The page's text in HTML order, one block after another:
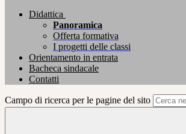
Didattica
Panoramica
Offerta formativa
I progetti delle classi
Orientamento in entrata
Bacheca sindacale
Contatti
Campo di ricerca per le pagine del sito